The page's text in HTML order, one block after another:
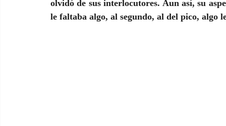
olvidó de sus interlocutores. Aun así, su
le faltaba algo, al segundo, al del pico, algo